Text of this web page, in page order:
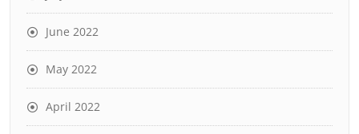
June 2022
May 2022
April 2022